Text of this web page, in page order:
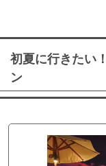
初夏に行きたい
ン